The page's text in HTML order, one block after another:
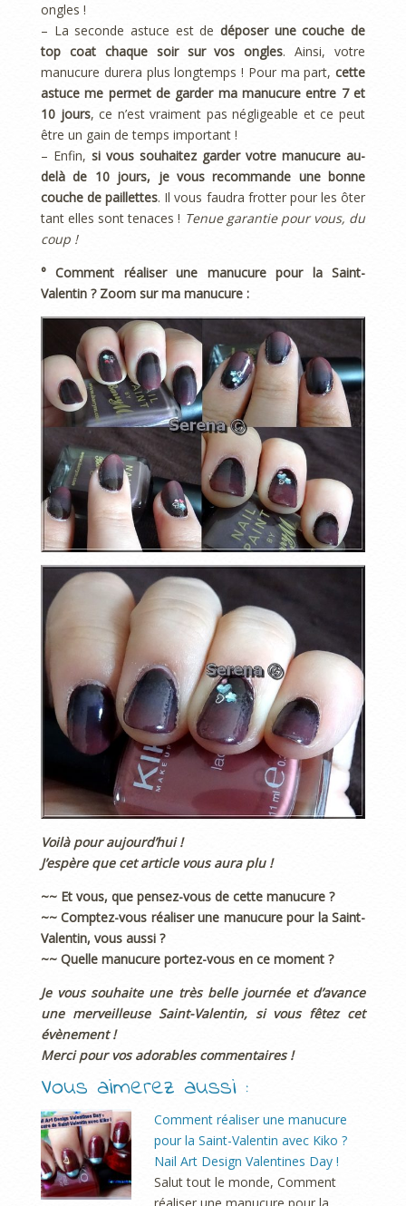
ongles !
– La seconde astuce est de déposer une couche de
top coat chaque soir sur vos ongles. Ainsi, votre
manucure durera plus longtemps ! Pour ma part, cette
astuce me permet de garder ma manucure entre 7 et
10 jours, ce n’est vraiment pas négligeable et ce peut
être un gain de temps important !
– Enfin, si vous souhaitez garder votre manucure au-
delà de 10 jours, je vous recommande une bonne
couche de paillettes. Il vous faudra frotter pour les ôter
tant elles sont tenaces ! Tenue garantie pour vous, du
coup !
° Comment réaliser une manucure pour la Saint-
Valentin ? Zoom sur ma manucure :
Voilà pour aujourd’hui !
J’espère que cet article vous aura plu !
~~ Et vous, que pensez-vous de cette manucure ?
~~ Comptez-vous réaliser une manucure pour la Saint-
Valentin, vous aussi ?
~~ Quelle manucure portez-vous en ce moment ?
Je vous souhaite une très belle journée et d’avance
une merveilleuse Saint-Valentin, si vous fêtez cet
évènement !
Merci pour vos adorables commentaires !
Vous aimerez aussi :
Comment réaliser une manucure
pour la Saint-Valentin avec Kiko ?
Nail Art Design Valentines Day !
Salut tout le monde, Comment
réaliser une manucure pour la